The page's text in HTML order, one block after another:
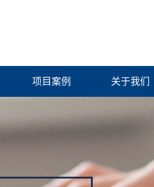
项目案例 关于我们